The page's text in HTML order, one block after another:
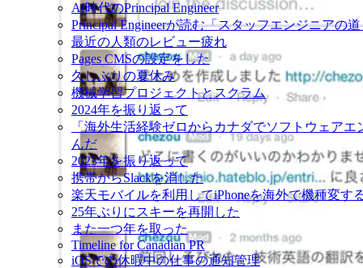
AI時代のPrincipal Engineer
Principal Engineerが読む「スタッフエンジニアの
最近の人類のレビュー疲れ
Pages CMSの設定をした
久しぶりの夏休み
機械学習プロジェクトとスクラム
2024年を振り返って
「海外生活経験ゼロからカナダでソフトウェア
んだ
2023年を振り返って
携帯からSlackを消した
楽天モバイルを利用してiPhoneを海外で機種変す
25年ぶりにスキーを再開した
また一つ年を取った
Timeline for Canadian PR
iOSでの休暇中の仕事の通知管理